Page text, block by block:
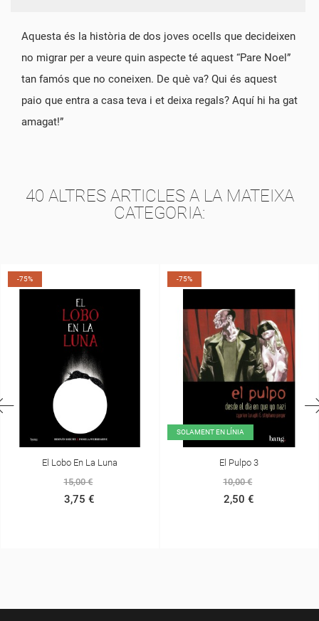
Aquesta és la història de dos joves ocells que decideixen
no migrar per a veure quin aspecte té aquest “Pare Noel”
tan famós que no coneixen. De què va? Qui és aquest
paio que entra a casa teva i et deixa regals? Aquí hi ha gat
amagat!”
40 ALTRES ARTICLES A LA MATEIXA
CATEGORIA:
-75%
SOLAMENT EN LÍNIA
El Pulpo 3
10,00 €
2,50 €
-75%
Miga, Sota Els Núvols
10,00 €
2,50 €